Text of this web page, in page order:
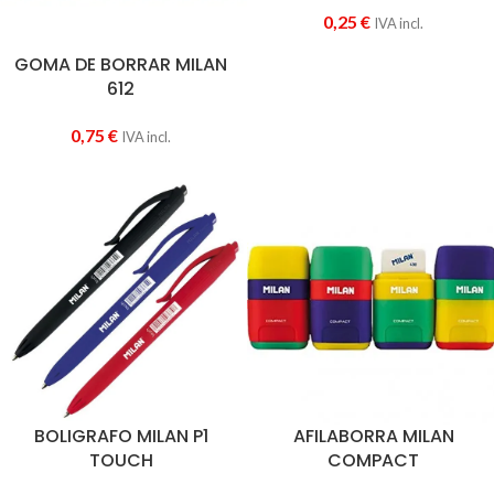
GOMA DE BORRAR MILAN
612
0,75 € IVA incl.
0,25 € IVA incl.
BOLIGRAFO MILAN P1
TOUCH
AFILABORRA MILAN
COMPACT